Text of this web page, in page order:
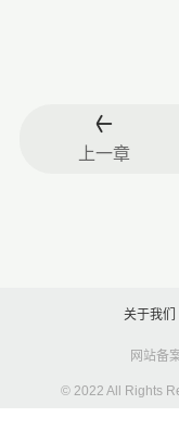
上一章
关于我们
网站备
© 2022 All Rights